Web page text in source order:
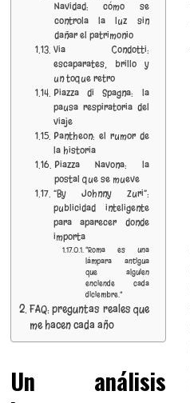
Navidad: cómo se
controla la luz sin
dañar el patrimonio
Via Condotti:
escaparates, brillo y
un toque retro
Piazza di Spagna: la
pausa respiratoria del
viaje
Pantheon: el rumor de
la historia
Piazza Navona: la
postal que se mueve
“By Johnny Zuri”:
publicidad inteligente
para aparecer donde
importa
“Roma es una
lámpara antigua
que alguien
enciende cada
diciembre.”
FAQ: preguntas reales que
me hacen cada año
Un análisis